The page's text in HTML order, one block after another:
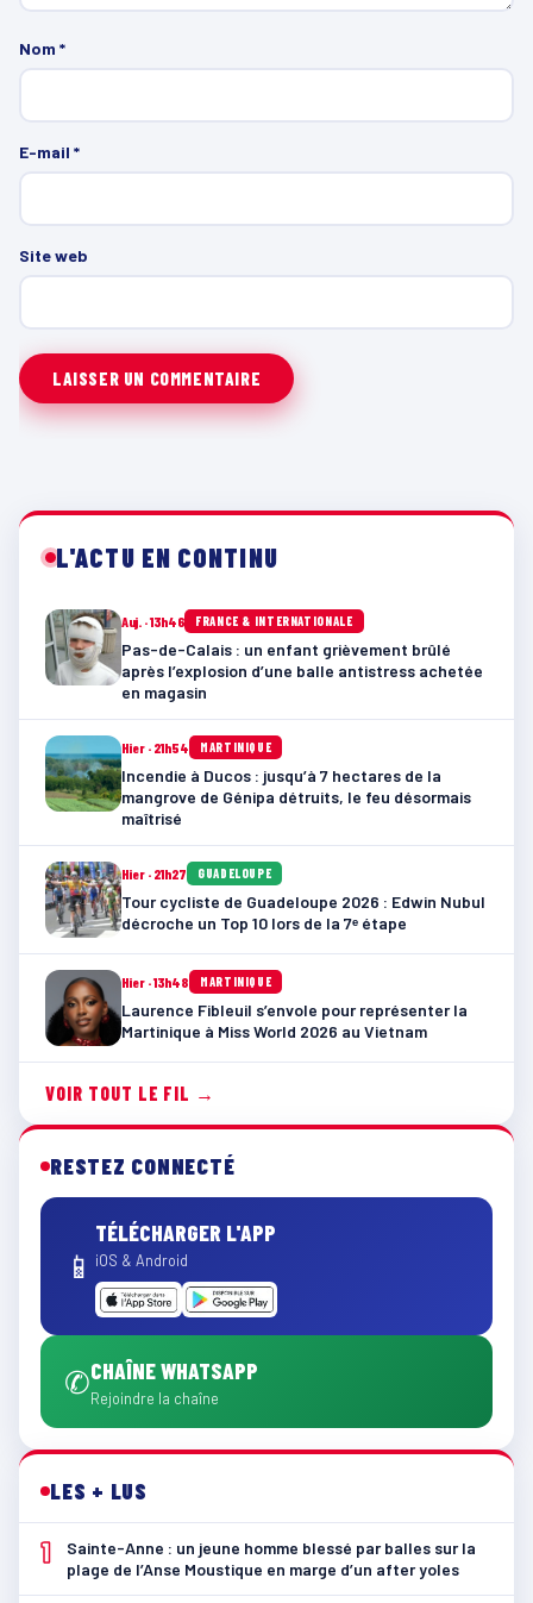
Nom *
E-mail *
Site web
L'ACTU EN CONTINU
Auj. · 13h46 FRANCE & INTERNATIONALE
Pas-de-Calais : un enfant grièvement brûlé
après l’explosion d’une balle antistress achetée
en magasin
Hier · 21h54 MARTINIQUE
Incendie à Ducos : jusqu’à 7 hectares de la
mangrove de Génipa détruits, le feu désormais
maîtrisé
Hier · 21h27 GUADELOUPE
Tour cycliste de Guadeloupe 2026 : Edwin Nubul
décroche un Top 10 lors de la 7ᵉ étape
Hier · 13h48 MARTINIQUE
Laurence Fibleuil s’envole pour représenter la
Martinique à Miss World 2026 au Vietnam
VOIR TOUT LE FIL →
RESTEZ CONNECTÉ
📱
TÉLÉCHARGER L'APP
iOS & Android
✆CHAÎNE WHATSAPP
Rejoindre la chaîne
LES + LUS
1
Sainte-Anne : un jeune homme blessé par balles sur la
plage de l’Anse Moustique en marge d’un after yoles